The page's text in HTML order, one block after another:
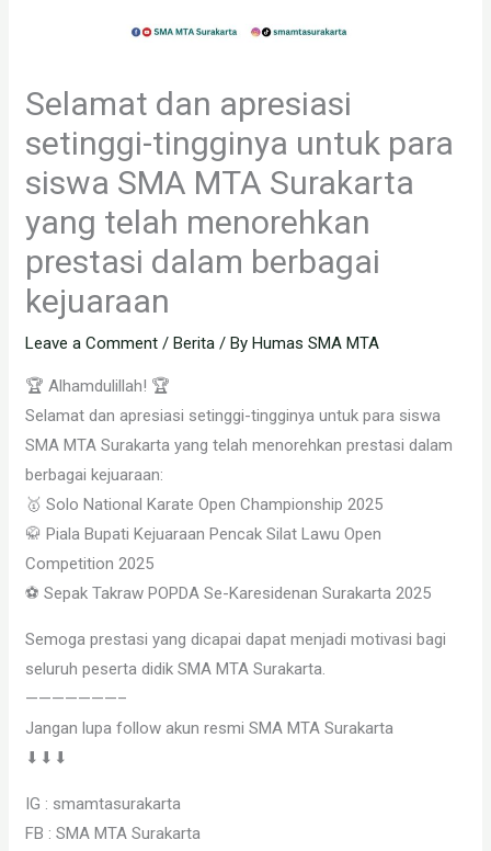
Selamat dan apresiasi
setinggi-tingginya untuk para
siswa SMA MTA Surakarta
yang telah menorehkan
prestasi dalam berbagai
kejuaraan
Leave a Comment /Berita / ByHumas SMA MTA
🏆 Alhamdulillah! 🏆
Selamat dan apresiasi setinggi-tingginya untuk para siswa
SMA MTA Surakarta yang telah menorehkan prestasi dalam
berbagai kejuaraan:
🥇 Solo National Karate Open Championship 2025
🥋 Piala Bupati Kejuaraan Pencak Silat Lawu Open
Competition 2025
⚽ Sepak Takraw POPDA Se-Karesidenan Surakarta 2025
Semoga prestasi yang dicapai dapat menjadi motivasi bagi
seluruh peserta didik SMA MTA Surakarta.
———————–
Jangan lupa follow akun resmi SMA MTA Surakarta
⬇⬇⬇
IG : smamtasurakarta
FB : SMA MTA Surakarta